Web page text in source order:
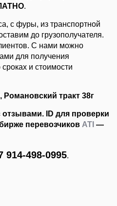
.
с фуры, из транспортной
до грузополучателя.
С нами можно
для получения
и стоимости
Романовский тракт 38г
ID для проверки
перевозчиков ATI —
914-498-0995.